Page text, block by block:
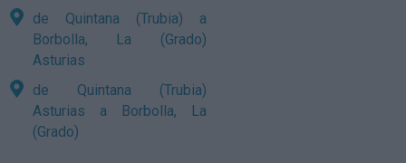
de Quintana (Trubia) a
Borbolla, La (Grado)
Asturias
de Quintana (Trubia)
Asturias a Borbolla, La
(Grado)